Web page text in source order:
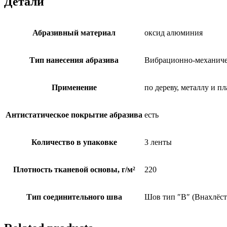
Абразивный материал оксид алюминия
Тип нанесения абразива Вибрационно-
Применение по дереву, металлу и
Антистатическое покрытие абразива есть
Количество в упаковке 3 ленты
Плотность тканевой основы, г/м² 220
Тип соединительного шва Шов тип ″В″